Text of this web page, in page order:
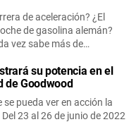
de aceleración? ¿El
de gasolina alemán?
vez sabe más de…
su potencia en el
de Goodwood
se pueda ver en acción la
23 al 26 de junio de 2022